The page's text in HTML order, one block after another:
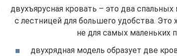
двухъярусная кровать – это два
с лестницей для большего удобства. Это
не для самых маленьких
двухрядная модель образует две